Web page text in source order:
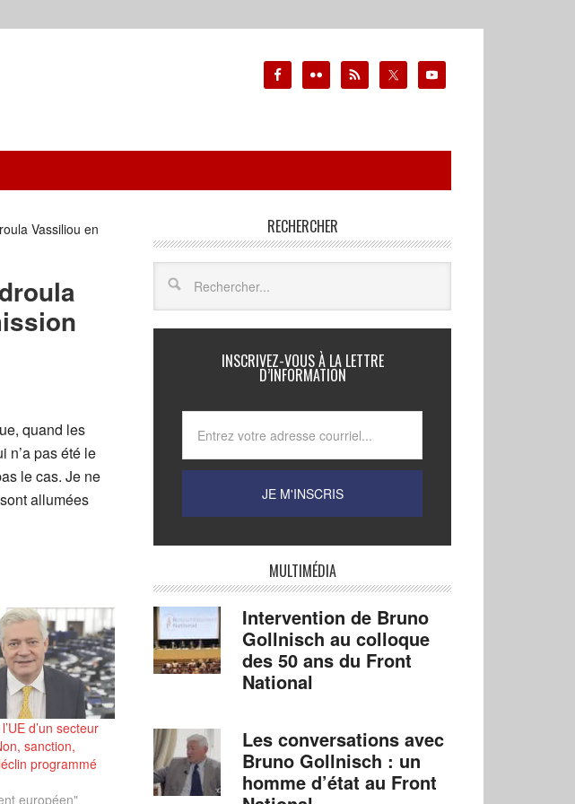
Vassiliou en
quand les
n’a pas été le
le cas. Je ne
allumées
d’un secteur
sanction,
programmé
européen"
RECHERCHER
INSCRIVEZ-VOUS À LA LETTRE
D’INFORMATION
MULTIMÉDIA
Intervention de Bruno
Gollnisch au colloque
des 50 ans du Front
National
Les conversations avec
Bruno Gollnisch : un
homme d’état au Front